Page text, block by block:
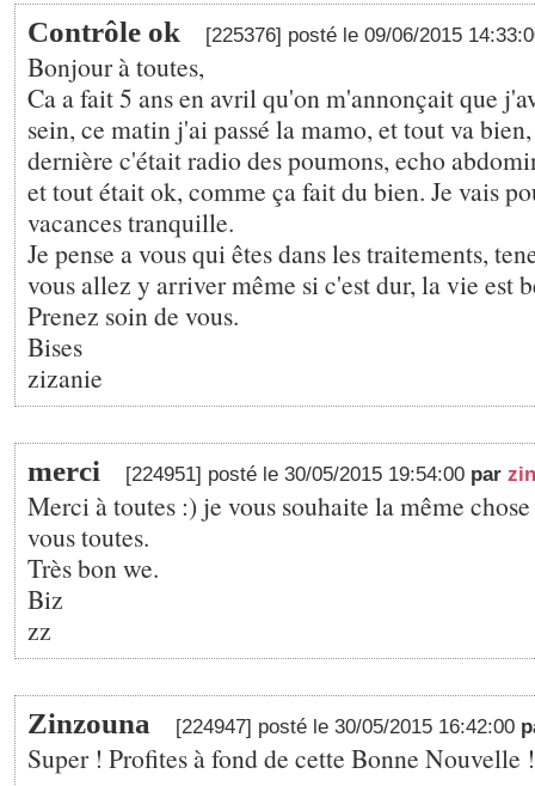
Contrôle ok [225376] posté le 09/06/2015
Bonjour à toutes,
Ca a fait 5 ans en avril qu'on m'annonçait que
sein, ce matin j'ai passé la mamo, et tout va
dernière c'était radio des poumons, echo
et tout était ok, comme ça fait du bien. Je vais
vacances tranquille.
Je pense a vous qui êtes dans les traitements,
vous allez y arriver même si c'est dur, la vie est
Prenez soin de vous.
Bises
zizanie
merci [224951] posté le 30/05/2015 19:54:00 par
Merci à toutes :) je vous souhaite la même
vous toutes.
Très bon we.
Biz
zz
Zinzouna [224947] posté le 30/05/2015 16:42:00
Super ! Profites à fond de cette Bonne Nouvelle !